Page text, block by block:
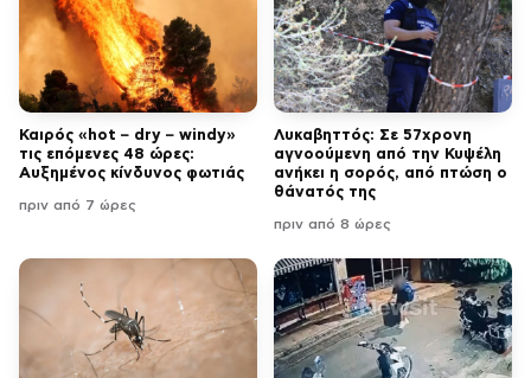
Καιρός «hot – dry – windy»
τις επόμενες 48 ώρες:
Αυξημένος κίνδυνος φωτιάς
πριν από 7 ώρες
Λυκαβηττός: Σε 57χρονη
αγνοούμενη από την Κυψέλη
ανήκει η σορός, από πτώση ο
θάνατός της
πριν από 8 ώρες